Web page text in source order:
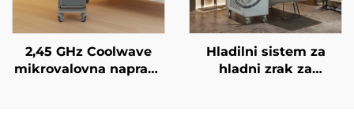
2,45 GHz Coolwave
mikrovalovna naprava
Hladilni sistem za
hladni zrak za